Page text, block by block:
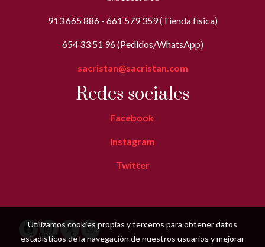
913 665 886 - 661 579 359 (Tienda física)
654 33 51 96 (Pedidos/WhatsApp)
sacristan@sacristan.com
Redes sociales
Facebook
Instagram
Twitter
Utilizamos cookies propias y terceros para obtener datos
estadísticos de la navegación de nuestros usuarios y mejorar